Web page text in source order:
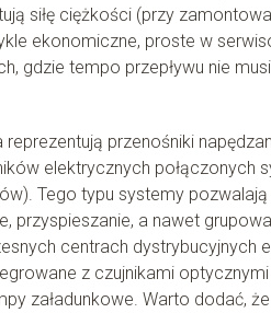
siłę ciężkości (przy
ekonomiczne, proste w
gdzie tempo przepływu nie
przenośniki
elektrycznych połączonych
Tego typu systemy pozwalają
przyspieszanie, a nawet
centrach dystrybucyjnych
z czujnikami
załadunkowe. Warto dodać,